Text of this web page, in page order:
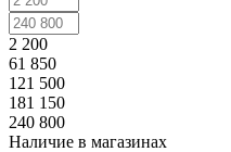
2 200
61 850
121 500
181 150
240 800
Наличие в магазинах